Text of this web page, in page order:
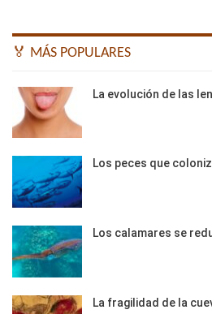
🏅 MÁS POPULARES
La evolución de las
Los peces que
Los calamares se
La fragilidad de la